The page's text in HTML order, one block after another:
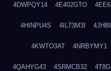
4DWPQY14 4E402GTO
4HINPU4S 4IL73M3I
4KWTO3AT 4NRBYMY1
4QAHYG43 4SRMCB32